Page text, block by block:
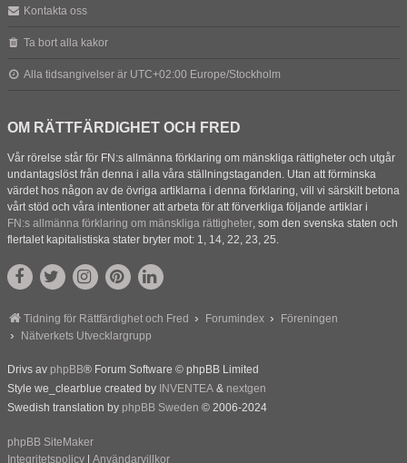
Kontakta oss
Ta bort alla kakor
Alla tidsangivelser är UTC+02:00 Europe/Stockholm
OM RÄTTFÄRDIGHET OCH FRED
Vår rörelse står för FN:s allmänna förklaring om mänskliga rättigheter och utgår
undantagslöst från denna i alla våra ställningstaganden. Utan att förminska
värdet hos någon av de övriga artiklarna i denna förklaring, vill vi särskilt betona
vårt stöd och våra intentioner att arbeta för att förverkliga följande artiklar i
FN:s allmänna förklaring om mänskliga rättigheter, som den svenska staten och
flertalet kapitalistiska stater bryter mot: 1, 14, 22, 23, 25.
Tidning för Rättfärdighet och Fred Forumindex
Föreningen
Nätverkets Utvecklargrupp
Drivs av phpBB® Forum Software © phpBB Limited
Style we_clearblue created by INVENTEA & nextgen
Swedish translation by phpBB Sweden © 2006-2024
phpBB SiteMaker
Integritetspolicy
Användarvillkor